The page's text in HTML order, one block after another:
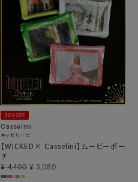
30%OFF
Casselini
キャセリーニ
【WICKED× Casselini】ムービーポー
チ
¥ 4,400 ¥ 3,080